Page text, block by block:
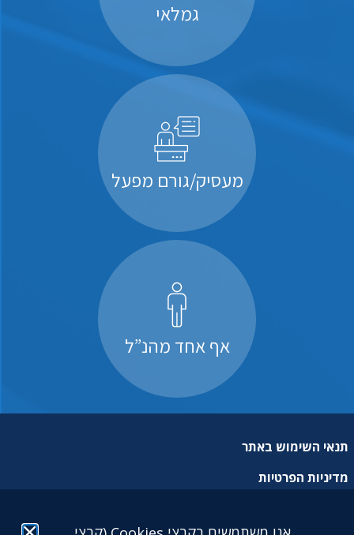
גמלאי
מעסיק/גורם מפעל
אף אחד מהנ”ל
תנאי השימוש באתר
מדיניות הפרטיות